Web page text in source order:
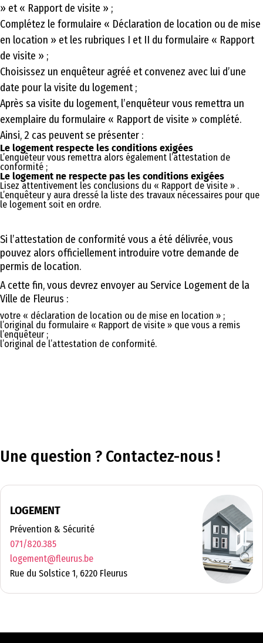
» et « Rapport de visite » ;
Complétez le formulaire « Déclaration de location ou de mise
en location » et les rubriques I et II du formulaire « Rapport
de visite » ;
Choisissez un enquêteur agréé et convenez avec lui d’une
date pour la visite du logement ;
Après sa visite du logement, l’enquêteur vous remettra un
exemplaire du formulaire « Rapport de visite » complété.
Ainsi, 2 cas peuvent se présenter :
Le logement respecte les conditions exigées
L’enquêteur vous remettra alors également l’attestation de
conformité ;
Le logement ne respecte pas les conditions exigées
Lisez attentivement les conclusions du « Rapport de visite » .
L’enquêteur y aura dressé la liste des travaux nécessaires pour que
le logement soit en ordre.
Si l’attestation de conformité vous a été délivrée, vous
pouvez alors officiellement introduire votre demande de
permis de location.
A cette fin, vous devrez envoyer au Service Logement de la
Ville de Fleurus :
votre « déclaration de location ou de mise en location » ;
l’original du formulaire « Rapport de visite » que vous a remis
l’enquêteur ;
l’original de l’attestation de conformité.
Une question ? Contactez-nous !
LOGEMENT
Prévention & Sécurité
071/820.385
logement@fleurus.be
Rue du Solstice 1, 6220 Fleurus